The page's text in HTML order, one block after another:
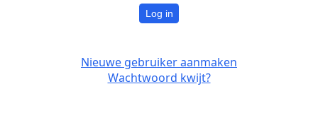
Log in
Nieuwe gebruiker aanmaken
Wachtwoord kwijt?